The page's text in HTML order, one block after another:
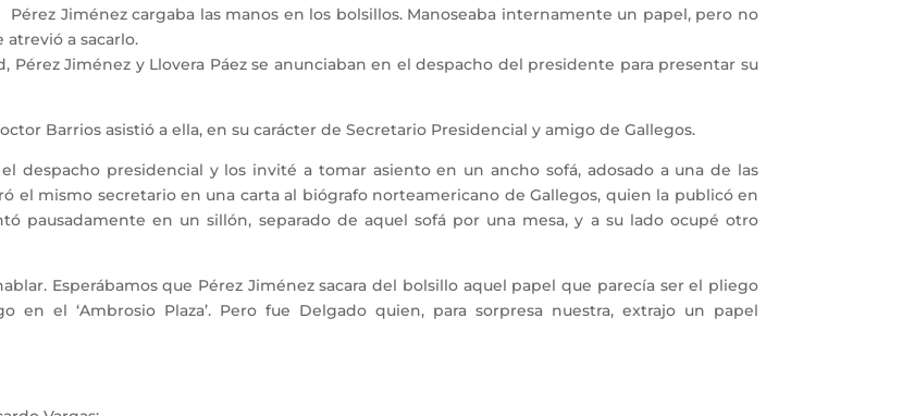
Jiménez cargaba las manos en los bolsillos. Manoseaba internamente un papel, pero no
atrevió a sacarlo.
Jiménez y Llovera Páez se anunciaban en el despacho del presidente para presentar su
Barrios asistió a ella, en su carácter de Secretario Presidencial y amigo de Gallegos.
presidencial y los invité a tomar asiento en un ancho sofá, adosado a una de las
el mismo secretario en una carta al biógrafo norteamericano de Gallegos, quien la publicó en
pausadamente en un sillón, separado de aquel sofá por una mesa, y a su lado ocupé otro
Esperábamos que Pérez Jiménez sacara del bolsillo aquel papel que parecía ser el pliego
el ‘Ambrosio Plaza’. Pero fue Delgado quien, para sorpresa nuestra, extrajo un papel